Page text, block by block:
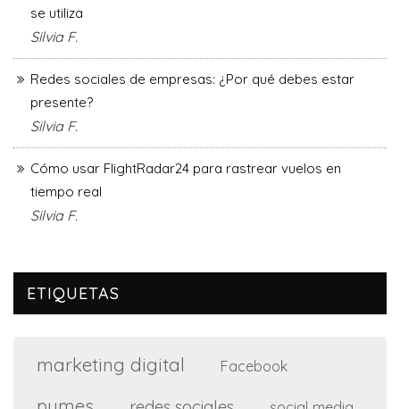
se utiliza
Silvia F.
Redes sociales de empresas: ¿Por qué debes estar
presente?
Silvia F.
Cómo usar FlightRadar24 para rastrear vuelos en
tiempo real
Silvia F.
ETIQUETAS
marketing digital Facebook